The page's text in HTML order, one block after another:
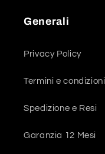
Generali
Privacy Policy
Termini e condizioni
Spedizione e Resi
Garanzia 12 Mesi